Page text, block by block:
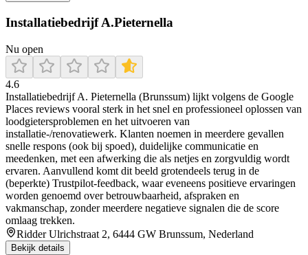
Installatiebedrijf A.Pieternella
Nu open
4.6
Installatiebedrijf A. Pieternella (Brunssum) lijkt volgens de Google
Places reviews vooral sterk in het snel en professioneel oplossen van
loodgietersproblemen en het uitvoeren van
installatie-/renovatiewerk. Klanten noemen in meerdere gevallen
snelle respons (ook bij spoed), duidelijke communicatie en
meedenken, met een afwerking die als netjes en zorgvuldig wordt
ervaren. Aanvullend komt dit beeld grotendeels terug in de
(beperkte) Trustpilot-feedback, waar eveneens positieve ervaringen
worden genoemd over betrouwbaarheid, afspraken en
vakmanschap, zonder meerdere negatieve signalen die de score
omlaag trekken.
Ridder Ulrichstraat 2, 6444 GW Brunssum, Nederland
Bekijk details